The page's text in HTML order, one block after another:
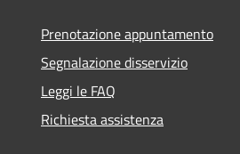
Prenotazione appuntamento
Segnalazione disservizio
Leggi le FAQ
Richiesta assistenza